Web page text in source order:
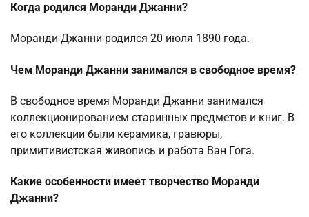
Когда родился Моранди Джанни?
Моранди Джанни родился 20 июля 1890 года.
Чем Моранди Джанни занимался в свободное время?
В свободное время Моранди Джанни занимался
коллекционированием старинных предметов и книг. В
его коллекции были керамика, гравюры,
примитивистская живопись и работа Ван Гога.
Какие особенности имеет творчество Моранди
Джанни?